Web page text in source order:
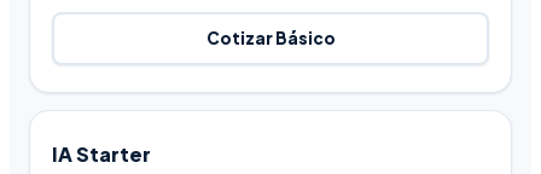
Cotizar Básico
IA Starter